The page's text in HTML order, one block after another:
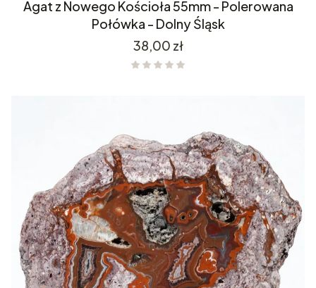
Agat z Nowego Kościoła 55mm - Polerowana
Połówka - Dolny Śląsk
Cena
38,00 zł